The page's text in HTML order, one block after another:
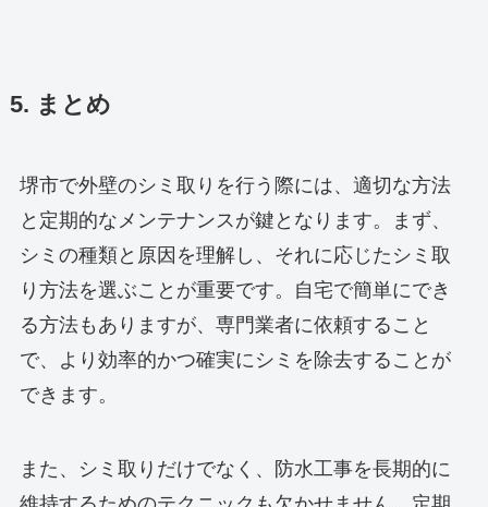
5. まとめ
堺市で外壁のシミ取りを行う際には、適切な方法
と定期的なメンテナンスが鍵となります。まず、
シミの種類と原因を理解し、それに応じたシミ取
り方法を選ぶことが重要です。自宅で簡単にでき
る方法もありますが、専門業者に依頼すること
で、より効率的かつ確実にシミを除去することが
できます。
また、シミ取りだけでなく、防水工事を長期的に